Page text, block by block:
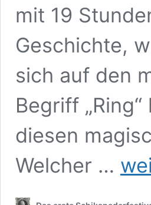
mit 19
Geschichte,
sich auf den
Begriff
diesen
Welcher …
de